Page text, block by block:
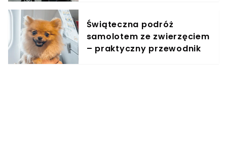
Świąteczna podróż
samolotem ze zwierzęciem
– praktyczny przewodnik